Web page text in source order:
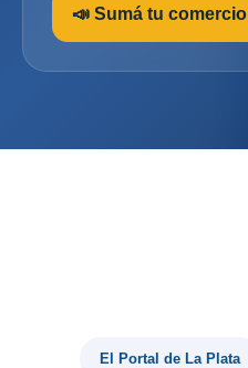
📣 Sumá tu comercio
El Portal de La Plata